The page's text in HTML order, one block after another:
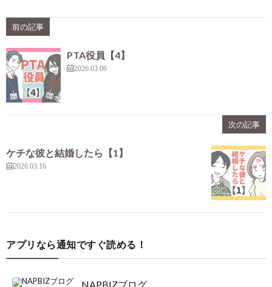
前の記事
PTA役員【4】
2026.03.06
次の記事
ケチな彼と結婚したら【1】
2026.03.16
アプリなら通知ですぐ読める！
NAPBIZブログ